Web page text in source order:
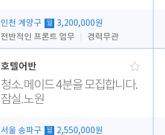
인천 계양구 월
3,200,000원
전반적인 프론트 업무
경력무관
호텔어반
청소.메이드 4분을 모집합니다.
잠실.노원
서울 송파구 월
2,550,000원